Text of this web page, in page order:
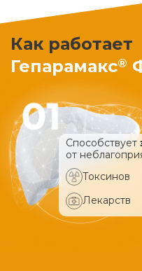
Как работает
Гепарамакс®
Способствует
от
Токсинов
Лекарств